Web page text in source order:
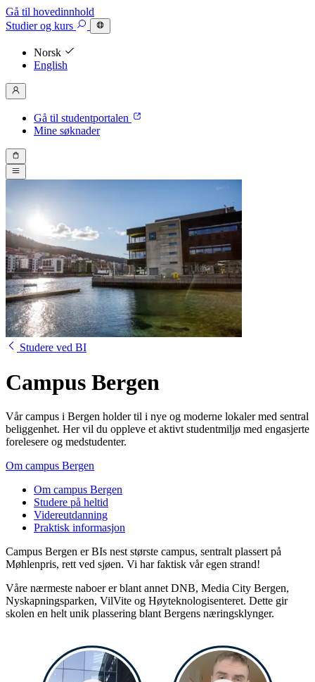
Gå til hovedinnhold
Studierog kurs
Norsk
English
Gå til studentportalen
Mine søknader
Studere ved BI
Campus Bergen
Vår campus i Bergen holder til i nye og moderne lokaler med sentral
beliggenhet. Her vil du oppleve et aktivt studentmiljø med engasjerte
forelesere og medstudenter.
Om campus Bergen
Om campus Bergen
Studere på heltid
Videreutdanning
Praktisk informasjon
Campus Bergen er BIs nest største campus, sentralt plassert på
Møhlenpris, rett ved sjøen. Vi har faktisk vår egen strand!
Våre nærmeste naboer er blant annet DNB, Media City Bergen,
Nyskapningsparken, VilVite og Høyteknologisenteret. Dette gir
skolen en helt unik plassering blant Bergens næringsklynger.
Preview bubble for StoryBergen campus tour
Preview bubble for